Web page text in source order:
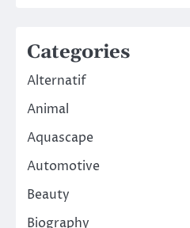
Categories
Alternatif
Animal
Aquascape
Automotive
Beauty
Biography